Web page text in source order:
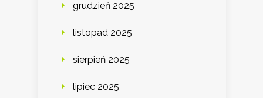
grudzień 2025
listopad 2025
sierpień 2025
lipiec 2025